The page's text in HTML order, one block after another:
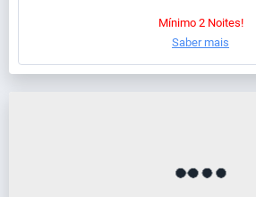
Mínimo 2 Noites!
Saber mais